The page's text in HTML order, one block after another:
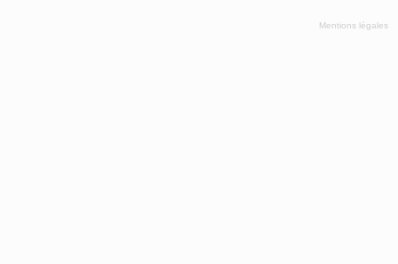
Mentions légales